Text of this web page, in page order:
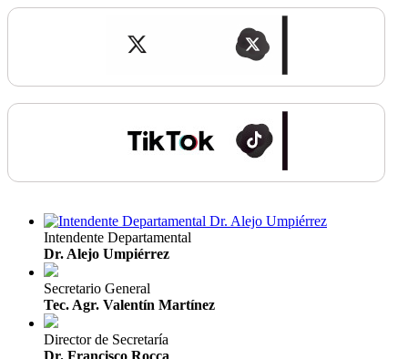
Intendente Departamental
Dr. Alejo Umpiérrez
Secretario General
Tec. Agr. Valentín Martínez
Director de Secretaría